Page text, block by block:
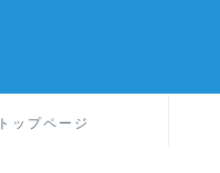
トップページ